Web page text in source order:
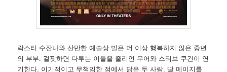
락스타 수잔나와 산만한 예술상 빌은 더 이상 행복하지 않은 중년
의 부부. 걸핏하면 다투는 이들을 줄리언 무어와 스티브 쿠건이 연
기한다. 이기적이고 무책임한 점에서 닮은 두 사람. 딸 메이지를